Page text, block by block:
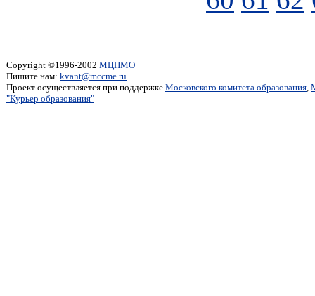
Copyright ©1996-2002 МЦНМО
Пишите нам: kvant@mccme.ru
Проект осуществляется при поддержке Московского комитета образования,
"Курьер образования"